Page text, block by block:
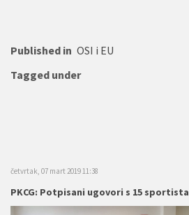
Published in OSI i EU
Tagged under
četvrtak, 07 mart 2019 11:38
PKCG: Potpisani ugovori s 15 sportista